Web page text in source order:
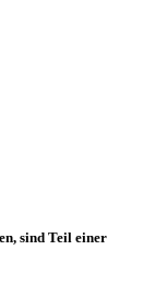
sind Teil einer